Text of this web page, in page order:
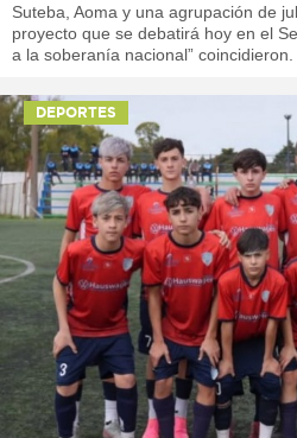
Suteba, Aoma y una agrupación de
proyecto que se debatirá hoy en el
a la soberanía nacional” coincidieron.
DEPORTES